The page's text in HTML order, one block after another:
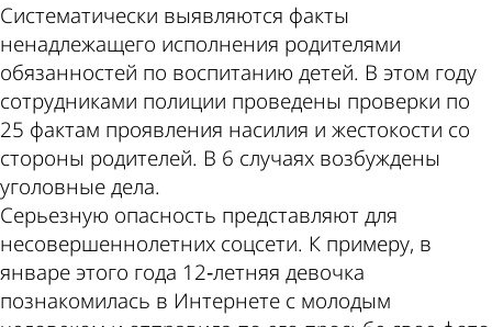
Систематически выявляются факты
ненадлежащего исполнения родителями
обязанностей по воспитанию детей. В этом году
сотрудниками полиции проведены проверки по
25 фактам проявления насилия и жестокости со
стороны родителей. В 6 случаях возбуждены
уголовные дела.
Серьезную опасность представляют для
несовершеннолетних соцсети. К примеру, в
январе этого года 12‑летняя девочка
познакомилась в Интернете с молодым